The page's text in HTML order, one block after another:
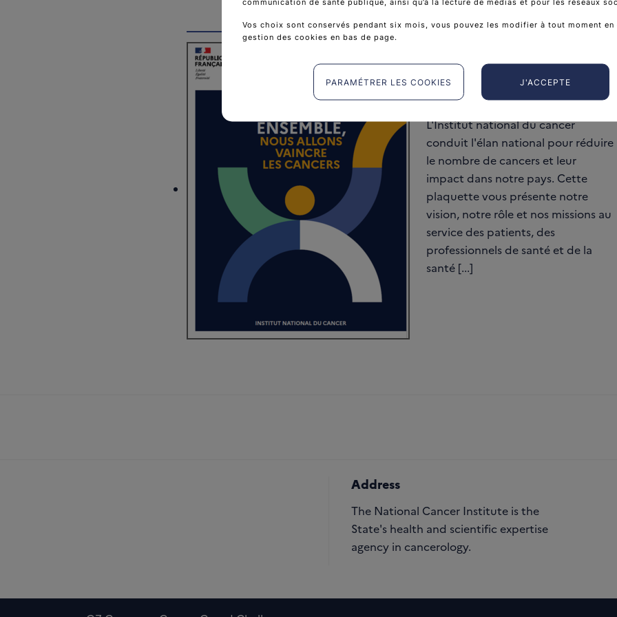
Plaquette de l'Institut
national du cancer
L'Institut national du cancer
conduit l'élan national pour réduire
le nombre de cancers et leur
impact dans notre pays. Cette
plaquette vous présente notre
vision, notre rôle et nos missions au
service des patients, des
professionnels de santé et de la
santé [...]
Address
The National Cancer Institute is the
State's health and scientific expertise
agency in cancerology.
Vos choix sont conservés pendant six mois, vous pouvez les modifier à tout moment en
gestion des cookies en bas de page.
J'ACCEPTE
PARAMÉTRER LES COOKIES